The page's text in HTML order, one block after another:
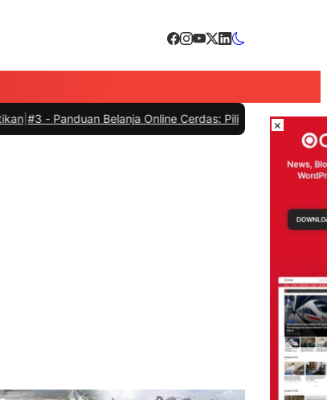
Belanja Online Cerdas: Pilih Produk dengan Bijak dan
×